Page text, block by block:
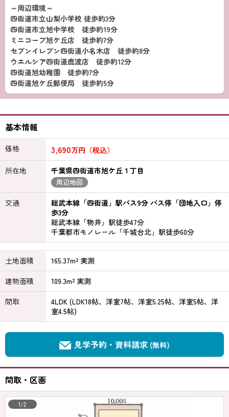
～周辺環境～
四街道市立山梨小学校 徒歩約3分
四街道市立旭中学校 徒歩約19分
ミニコープ旭ケ丘店 徒歩約7分
セブンイレブン四街道小名木店 徒歩約8分
ウエルシア四街道鹿渡店 徒歩約12分
四街道旭幼稚園 徒歩約7分
四街道旭ケ丘郵便局 徒歩約5分
基本情報
価格 3,690万円（税込）
所在地
千葉県四街道市旭ケ丘１丁目
周辺地図
交通
総武本線「四街道」駅バス9分 バス停「団地入口」停
歩3分
総武本線「物井」駅徒歩47分
千葉都市モノレール「千城台北」駅徒歩60分
土地面積
165.37m² 実測
建物面積
109.3m² 実測
間取
4LDK (LDK18帖、洋室7帖、洋室5.25帖、洋室5帖、洋
室4.5帖)
見学予約・資料請求 (無料)
間取・区画
1/2